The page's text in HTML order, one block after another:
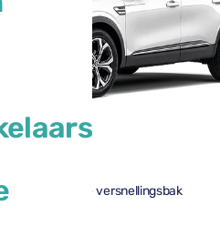
Automatische versnellingsbak